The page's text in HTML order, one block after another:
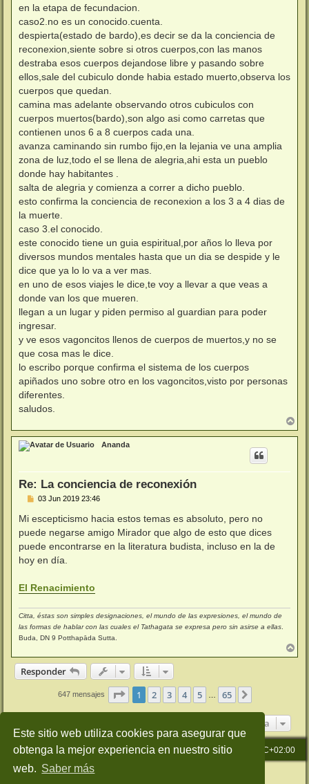
Este sitio web utiliza cookies para asegurar que
obtenga la mejor experiencia en nuestro sitio
web. Saber más
en la etapa de fecundacion.
caso2.no es un conocido.cuenta.
despierta(estado de bardo),es decir se da la conciencia de
reconexion,siente sobre si otros cuerpos,con las manos
destraba esos cuerpos dejandose libre y pasando sobre
ellos,sale del cubiculo donde habia estado muerto,observa los
cuerpos que quedan.
camina mas adelante observando otros cubiculos con
cuerpos muertos(bardo),son algo asi como carretas que
contienen unos 6 a 8 cuerpos cada una.
avanza caminando sin rumbo fijo,en la lejania ve una amplia
zona de luz,todo el se llena de alegria,ahi esta un pueblo
donde hay habitantes .
salta de alegria y comienza a correr a dicho pueblo.
esto confirma la conciencia de reconexion a los 3 a 4 dias de
la muerte.
caso 3.el conocido.
este conocido tiene un guia espiritual,por años lo lleva por
diversos mundos mentales hasta que un dia se despide y le
dice que ya lo lo va a ver mas.
en uno de esos viajes le dice,te voy a llevar a que veas a
donde van los que mueren.
llegan a un lugar y piden permiso al guardian para poder
ingresar.
y ve esos vagoncitos llenos de cuerpos de muertos,y no se
que cosa mas le dice.
lo escribo porque confirma el sistema de los cuerpos
apiñados uno sobre otro en los vagoncitos,visto por personas
diferentes.
saludos.
r
r
Ananda
Re: La conciencia de reconexión
M
n
s
a
e
03 Jun 2019 23:46
Mi escepticismo hacia estos temas es absoluto, pero no
puede negarse amigo Mirador que algo de esto que dices
puede encontrarse en la literatura budista, incluso en la de
hoy en día.
El Renacimiento
Citta, éstas son simples designaciones, el mundo de las expresiones, el mundo de
las formas de hablar con las cuales el Tathagata se expresa pero sin asirse a ellas
Buda, DN 9 Potthapāda Sutta.
r
Responder
647 mensajes Página de 65
1 2 3 4 5 65
Ir a
Inicio Índice general Todos los horarios son UTC+02:00
Desarrollado porphpBB